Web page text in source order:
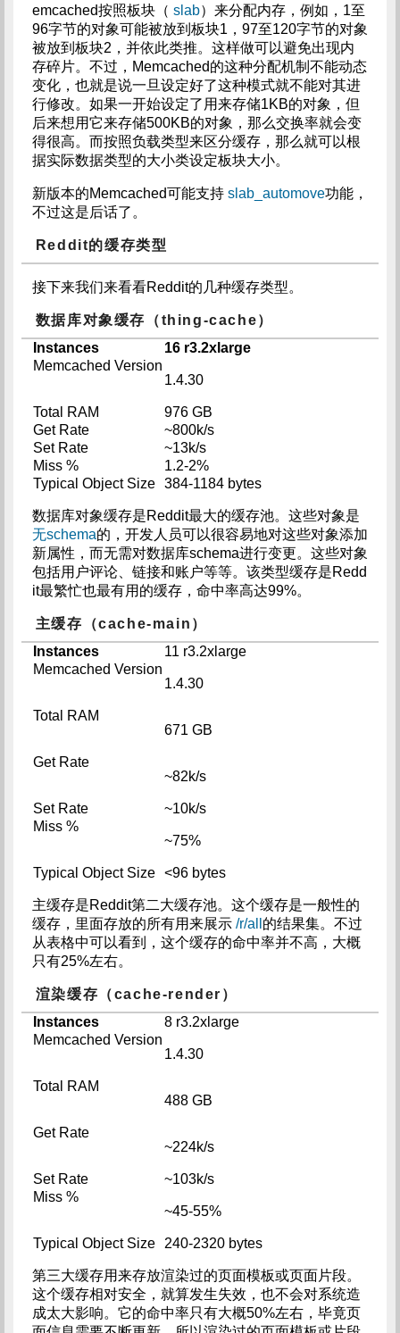
emcached按照板块（ slab）来分配内存，例如，1至
96字节的对象可能被放到板块1，97至120字节的对象
被放到板块2，并依此类推。这样做可以避免出现内
存碎片。不过，Memcached的这种分配机制不能动态
变化，也就是说一旦设定好了这种模式就不能对其进
行修改。如果一开始设定了用来存储1KB的对象，但
后来想用它来存储500KB的对象，那么交换率就会变
得很高。而按照负载类型来区分缓存，那么就可以根
据实际数据类型的大小类设定板块大小。
新版本的Memcached可能支持 slab_automove功能，
不过这是后话了。
Reddit的缓存类型
接下来我们来看看Reddit的几种缓存类型。
数据库对象缓存（thing-cache）
Instances
16 r3.2xlarge
Memcached Version
1.4.30
Total RAM
976 GB
Get Rate
~800k/s
Set Rate
~13k/s
Miss %
1.2-2%
Typical Object Size 384-1184 bytes
数据库对象缓存是Reddit最大的缓存池。这些对象是
无schema的，开发人员可以很容易地对这些对象添加
新属性，而无需对数据库schema进行变更。这些对象
包括用户评论、链接和账户等等。该类型缓存是Redd
it最繁忙也最有用的缓存，命中率高达99%。
主缓存（cache-main）
Instances
11 r3.2xlarge
Memcached Version
1.4.30
Total RAM
671 GB
Get Rate
~82k/s
Set Rate
~10k/s
Miss %
~75%
Typical Object Size <96 bytes
主缓存是Reddit第二大缓存池。这个缓存是一般性的
缓存，里面存放的所有用来展示 /r/all 的结果集。不过
从表格中可以看到，这个缓存的命中率并不高，大概
只有25%左右。
渲染缓存（cache-render）
Instances
8 r3.2xlarge
Memcached Version
1.4.30
Total RAM
488 GB
Get Rate
~224k/s
Set Rate
~103k/s
Miss %
~45-55%
Typical Object Size 240-2320 bytes
第三大缓存用来存放渲染过的页面模板或页面片段。
这个缓存相对安全，就算发生失效，也不会对系统造
成太大影响。它的命中率只有大概50%左右，毕竟页